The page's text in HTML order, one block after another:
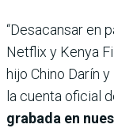
“Desacansar en
Netflix y Kenya
hijo Chino Darín
la cuenta oficial
grabada en